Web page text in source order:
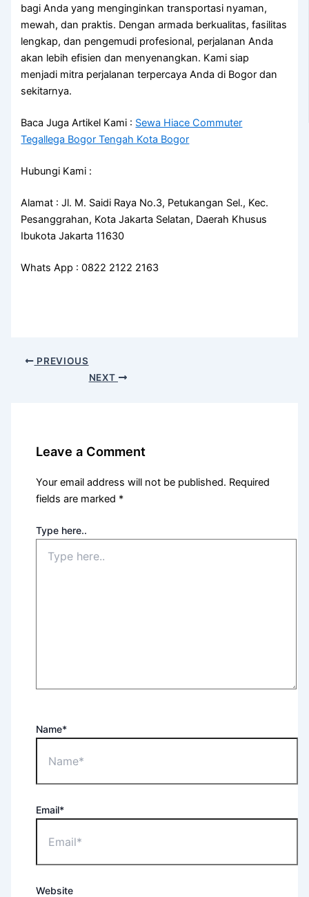
bagi Anda yang menginginkan transportasi nyaman,
mewah, dan praktis. Dengan armada berkualitas, fasilitas
lengkap, dan pengemudi profesional, perjalanan Anda
akan lebih efisien dan menyenangkan. Kami siap
menjadi mitra perjalanan terpercaya Anda di Bogor dan
sekitarnya.
Baca Juga Artikel Kami : Sewa Hiace Commuter
Tegallega Bogor Tengah Kota Bogor
Hubungi Kami :
Alamat : Jl. M. Saidi Raya No.3, Petukangan Sel., Kec.
Pesanggrahan, Kota Jakarta Selatan, Daerah Khusus
Ibukota Jakarta 11630
Whats App : 0822 2122 2163
PREVIOUS
NEXT
Leave a Comment
Your email address will not be published. Required
fields are marked *
Type here..
Name*
Email*
Website